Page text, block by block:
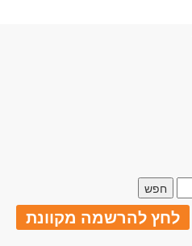
לחץ להרשמה מקוונת